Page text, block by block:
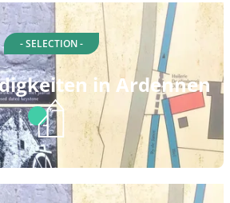
- SELECTION -
in Ardennen